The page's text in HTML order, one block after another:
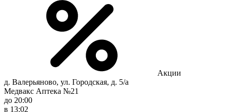
Акции
д. Валерьяново, ул. Городская, д. 5/а
Медвакс Аптека №21
до 20:00
в 13:02